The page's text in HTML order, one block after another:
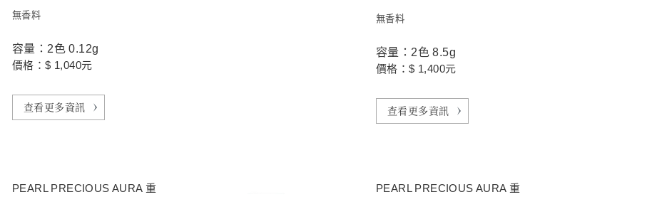
無香料
容量：2色 0.12g
價格：$ 1,040元
查看更多資訊
無香料
容量：2色 8.5g
價格：$ 1,400元
查看更多資訊
PEARL PRECIOUS AURA 重
PEARL PRECIOUS AURA 重